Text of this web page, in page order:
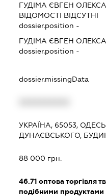
ГУДІМА ЄВГЕН
ВІДОМОСТІ ВІДСУТНІ
dossier.position -
ГУДІМА ЄВГЕН
dossier.position -
dossier.missingData
УКРАЇНА, 65053,
ДУНАЄВСЬКОГО,
88 000 грн.
46.71оптова торгівля
подібними продуктами